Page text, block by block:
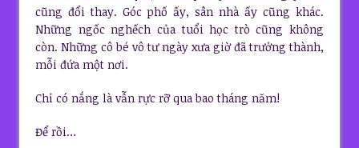
cũng đổi thay. Góc phố ấy, sân nhà ấy cũng khác.
Những ngốc nghếch của tuổi học trò cũng không
còn. Những cô bé vô tư ngày xưa giờ đã trưởng thành,
mỗi đứa một nơi.
Chỉ có nắng là vẫn rực rỡ qua bao tháng năm!
Để rồi…